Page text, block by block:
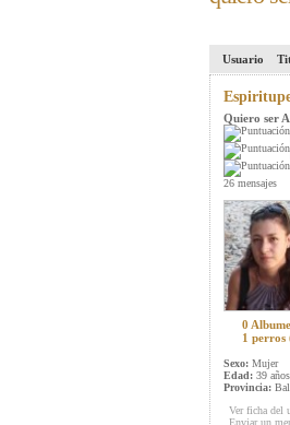
Usuario
Quiero ser
26 mensajes
0
1 perros
Sexo: Mujer
Edad: 39 años
Provincia:
Ver ficha del
Enviar un